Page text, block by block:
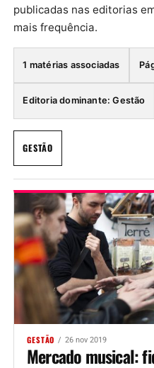
publicadas nas editorias
mais frequência.
1 matérias associadas
Editoria dominante: Gestão
GESTÃO
GESTÃO 26 nov 2019
Mercado musical: